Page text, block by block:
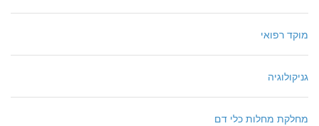
מוקד רפואי
גניקולוגיה
מחלקת מחלות כלי דם